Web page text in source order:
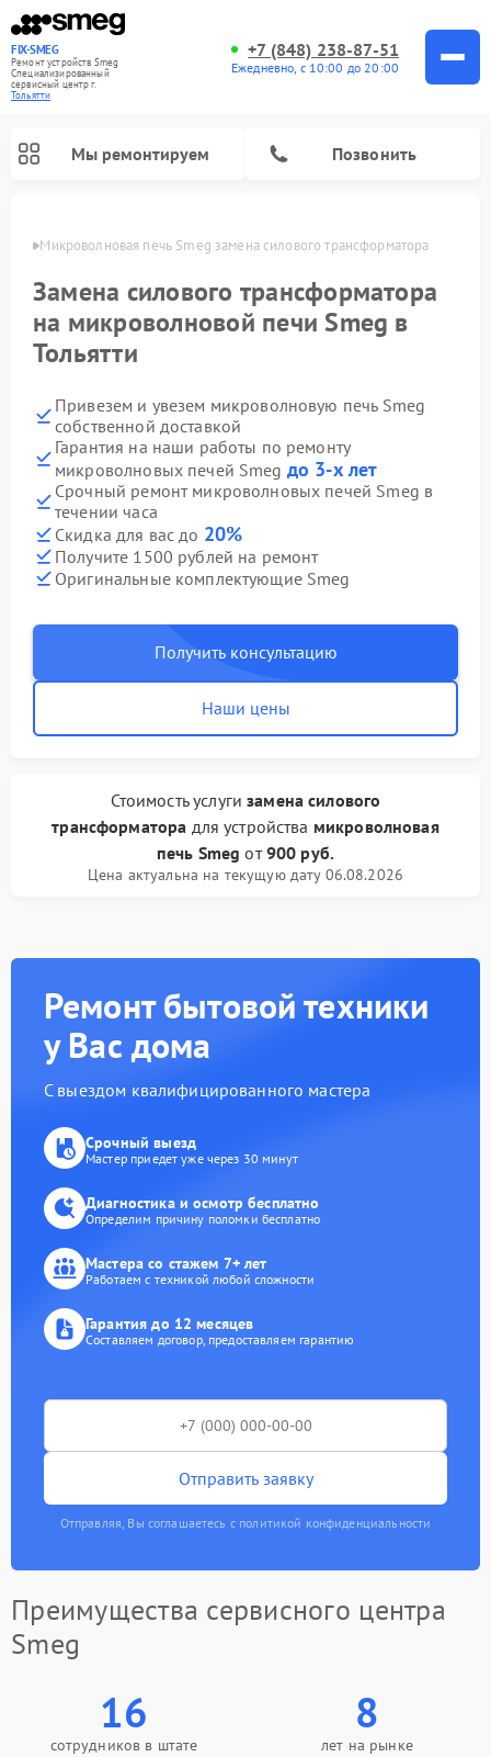
FIX-SMEG
Ремонт устройств Smeg
Специализированный
cервисный центр г.
Тольятти
+7 (848) 238-87-51
Ежедневно, с 10:00 до 20:00
Мы ремонтируем Позвонить
Микроволновая печь Smeg замена силового трансформатора
Замена силового трансформатора
на микроволновой печи Smeg в
Тольятти
Привезем и увезем микроволновую печь Smeg
собственной доставкой
Гарантия на наши работы по ремонту
микроволновых печей Smeg до 3-х лет
Срочный ремонт микроволновых печей Smeg в
течении часа
Скидка для вас до 20%
Получите 1500 рублей на ремонт
Оригинальные комплектующие Smeg
Получить консультацию
Наши цены
Стоимость услугизамена силового
трансформатора для устройства микроволновая
печь Smeg от900 руб.
Цена актуальна на текущую дату 06.08.2026
Ремонт бытовой техники
у Вас дома
С выездом квалифицированного мастера
Срочный выезд
Мастер приедет уже через 30 минут
Диагностика и осмотр бесплатно
Определим причину поломки бесплатно
Мастера со стажем 7+ лет
Работаем с техникой любой сложности
Гарантия до 12 месяцев
Составляем договор, предоставляем гарантию
Отправить заявку
Отправляя, Вы соглашаетесь с политикой конфиденциальности
Преимущества сервисного центра
Smeg
16
сотрудников в штате
8
лет на рынке